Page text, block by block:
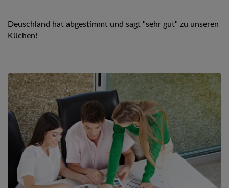
Deuschland hat abgestimmt und sagt "sehr gut" zu unseren
Küchen!